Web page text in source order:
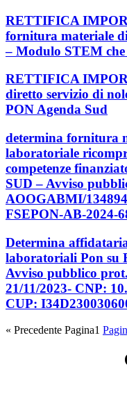
RETTIFICA
fornitura materiale
– Modulo STEM che
RETTIFICA
diretto servizio di
PON Agenda Sud
determina fornitura
laboratoriale
competenze
SUD – Avviso
AOOGABMI/
FSEPON-AB-2024-
Determina
laboratoriali Pon su
Avviso pubblico
21/11/2023- CNP:
CUP:
« Precedente Pagina1